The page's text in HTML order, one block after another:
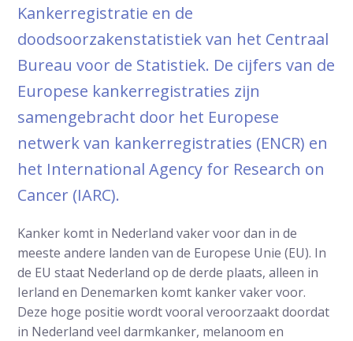
Kankerregistratie en de
doodsoorzakenstatistiek van het Centraal
Bureau voor de Statistiek. De cijfers van de
Europese kankerregistraties zijn
samengebracht door het Europese
netwerk van kankerregistraties (ENCR) en
het International Agency for Research on
Cancer (IARC).
Kanker komt in Nederland vaker voor dan in de
meeste andere landen van de Europese Unie (EU). In
de EU staat Nederland op de derde plaats, alleen in
Ierland en Denemarken komt kanker vaker voor.
Deze hoge positie wordt vooral veroorzaakt doordat
in Nederland veel darmkanker, melanoom en